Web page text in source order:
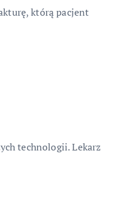
którą pacjent
technologii. Lekarz